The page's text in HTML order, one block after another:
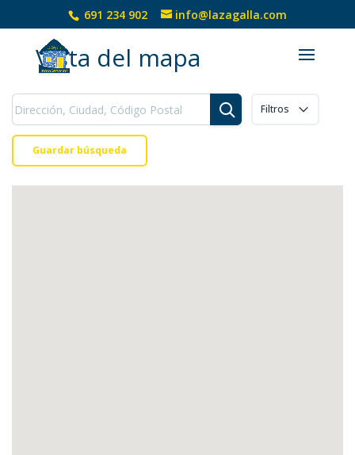
691 234 902 info@lazagalla.com
Vista del mapa
Filtros
Guardar búsqueda